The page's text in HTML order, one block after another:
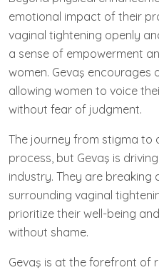
emotional impact of their
vaginal tightening openly
a sense of empowerment
women. Gevaş encourages
allowing women to voice
without fear of judgment.
The journey from stigma to
process, but Gevaş is
industry. They are breaking
surrounding vaginal
prioritize their well-being
without shame.
Gevaş is at the forefront of